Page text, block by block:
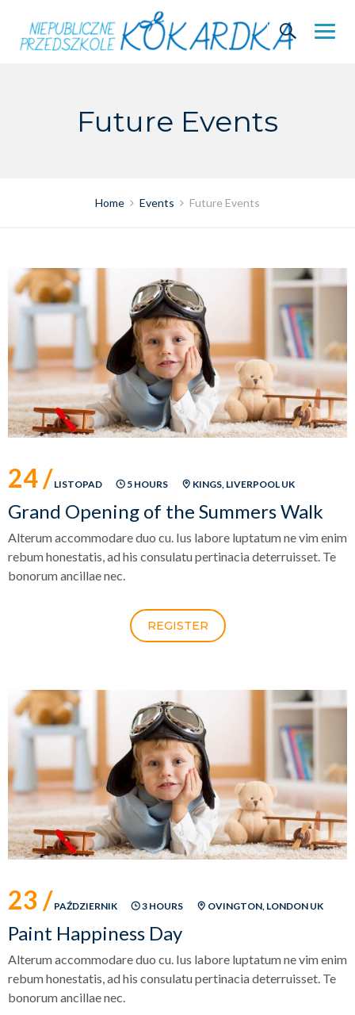
content
Future Events
Home Events Future Events
24 / LISTOPAD 5 HOURS KINGS, LIVERPOOL UK
Grand Opening of the Summers Walk
Alterum accommodare duo cu. Ius labore luptatum ne vim enim
rebum honestatis, ad his consulatu pertinacia deterruisset. Te
bonorum ancillae nec.
REGISTER
23 / PAŹDZIERNIK 3 HOURS OVINGTON, LONDON UK
Paint Happiness Day
Alterum accommodare duo cu. Ius labore luptatum ne vim enim
rebum honestatis, ad his consulatu pertinacia deterruisset. Te
bonorum ancillae nec.